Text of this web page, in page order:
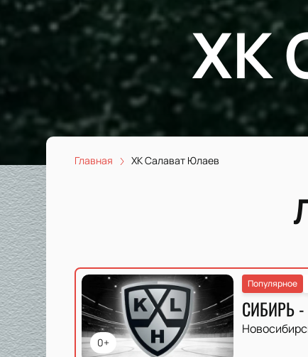
ХК
Главная ХК Салават Юлаев
0+
Популярное
СИБИРЬ